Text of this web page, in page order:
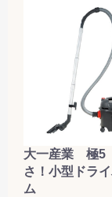
大一産業 極5
さ！小型ドラ
ム